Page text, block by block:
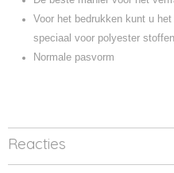
Voor het bedrukken kunt u
speciaal voor polyester
Normale pasvorm
Reacties